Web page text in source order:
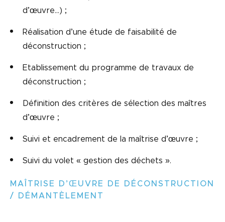
d’œuvre…) ;
Réalisation d’une étude de faisabilité de
déconstruction ;
Etablissement du programme de travaux de
déconstruction ;
Définition des critères de sélection des maîtres
d’œuvre ;
Suivi et encadrement de la maîtrise d’œuvre ;
Suivi du volet « gestion des déchets ».
MAÎTRISE D’ŒUVRE DE DÉCONSTRUCTION
/ DÉMANTÈLEMENT